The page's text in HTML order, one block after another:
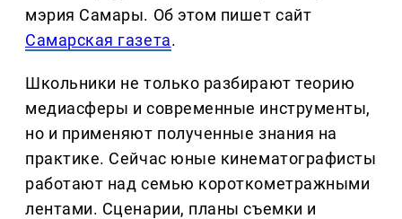
мэрия Самары. Об этом пишет сайт
Самарская газета.
Школьники не только разбирают теорию
медиасферы и современные инструменты,
но и применяют полученные знания на
практике. Сейчас юные кинематографисты
работают над семью короткометражными
лентами. Сценарии, планы съемки и